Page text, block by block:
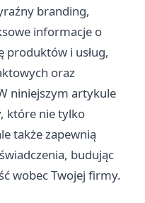
branding,
informacje o
produktów i usług,
oraz
niniejszym artykule
które nie tylko
także zapewnią
budując
wobec Twojej firmy.